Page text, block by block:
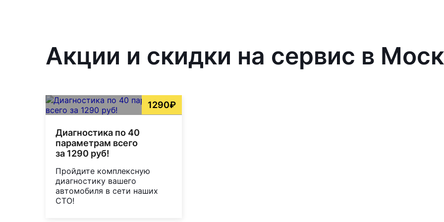
Акции и скидки на сервис в
1290₽
Диагностика по 40
параметрам всего
за 1290 руб!
Пройдите комплексную
диагностику вашего
автомобиля в сети наших
СТО!